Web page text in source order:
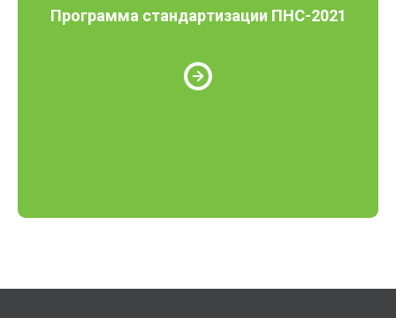
Программа стандартизации ПНС-2021